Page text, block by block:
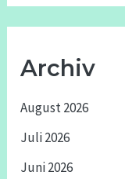
Archiv
August 2026
Juli 2026
Juni 2026